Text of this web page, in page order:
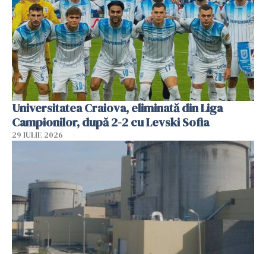
Universitatea Craiova, eliminată din Liga
Campionilor, după 2-2 cu Levski Sofia
29 IULIE 2026